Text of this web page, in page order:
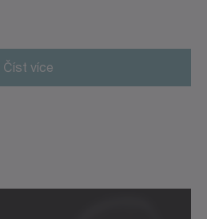
Číst více